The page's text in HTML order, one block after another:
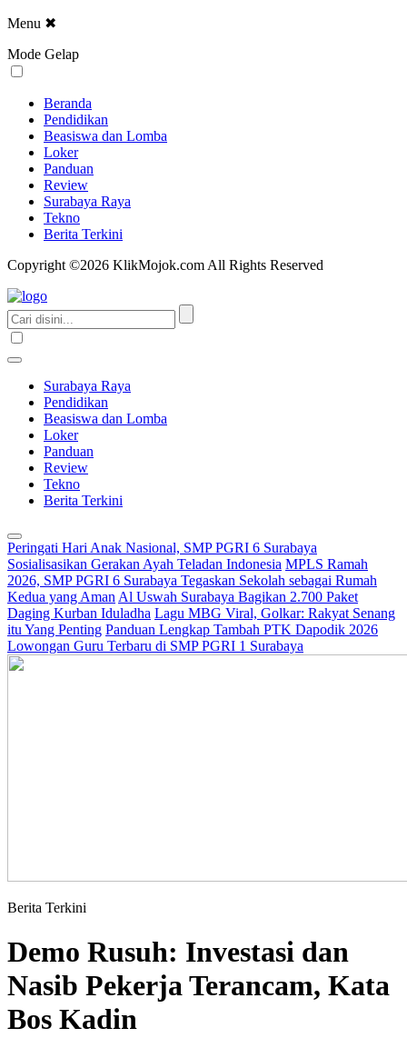
Menu ✖
Mode Gelap
Beranda
Pendidikan
Beasiswa dan Lomba
Loker
Panduan
Review
Surabaya Raya
Tekno
Berita Terkini
Copyright ©2026 KlikMojok.com All Rights Reserved
Surabaya Raya
Pendidikan
Beasiswa dan Lomba
Loker
Panduan
Review
Tekno
Berita Terkini
Peringati Hari Anak Nasional, SMP PGRI 6 Surabaya
Sosialisasikan Gerakan Ayah Teladan Indonesia MPLS Ramah
2026, SMP PGRI 6 Surabaya Tegaskan Sekolah sebagai Rumah
Kedua yang Aman Al Uswah Surabaya Bagikan 2.700 Paket
Daging Kurban Iduladha Lagu MBG Viral, Golkar: Rakyat Senang
itu Yang Penting Panduan Lengkap Tambah PTK Dapodik 2026
Lowongan Guru Terbaru di SMP PGRI 1 Surabaya
Berita Terkini
Demo Rusuh: Investasi dan
Nasib Pekerja Terancam, Kata
Bos Kadin